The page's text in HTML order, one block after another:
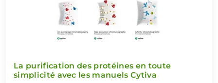
La purification des protéines en toute
simplicité avec les manuels Cytiva